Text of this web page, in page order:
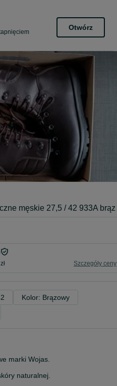
Otwórz
męskie 27,5 / 42 933A brąz
Szczegóły ceny
Kolor: Brązowy
marki Wojas.
naturalnej.